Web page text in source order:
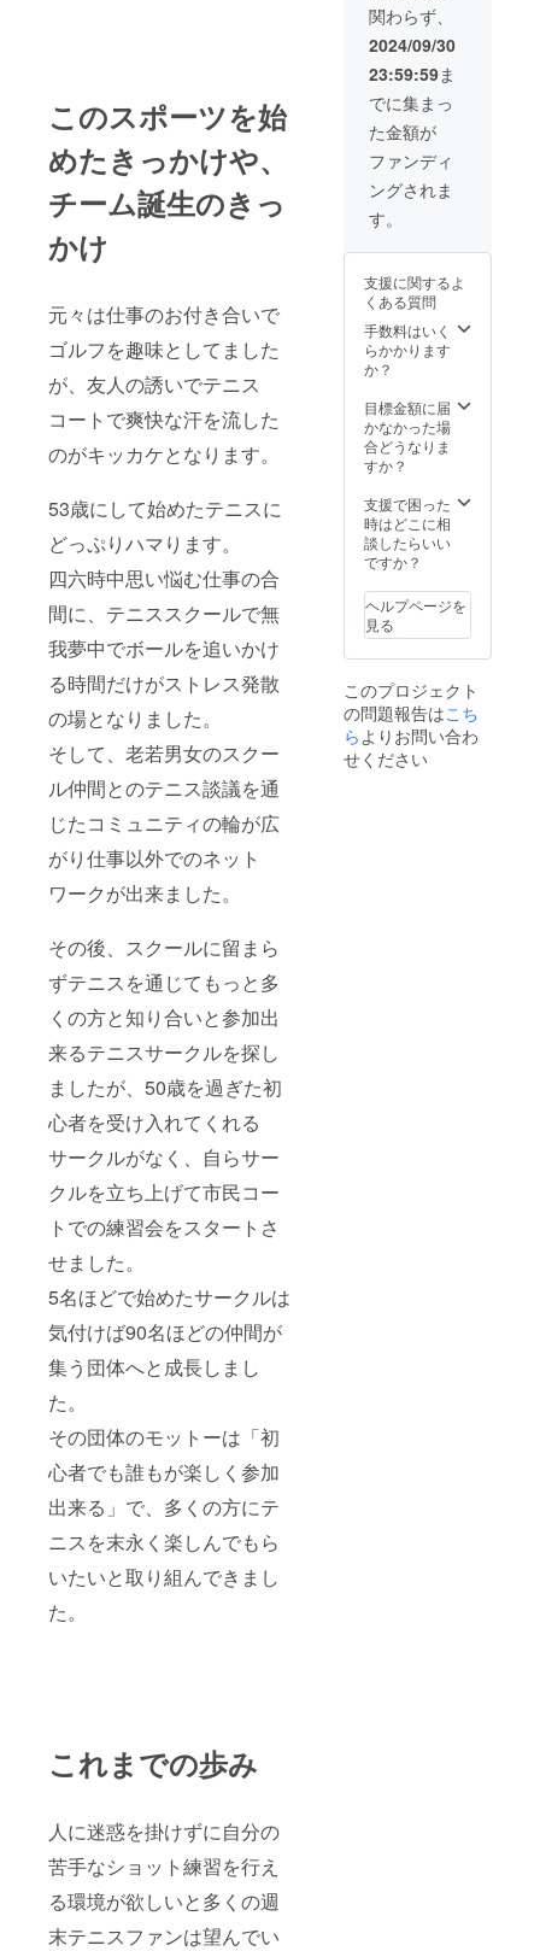
このスポーツを始
めたきっかけや、
チーム誕生のきっ
かけ
元々は仕事のお付き合いで
ゴルフを趣味としてました
が、友人の誘いでテニス
コートで爽快な汗を流した
のがキッカケとなります。
53歳にして始めたテニスに
どっぷりハマります。
四六時中思い悩む仕事の合
間に、テニススクールで無
我夢中でボールを追いかけ
る時間だけがストレス発散
の場となりました。
そして、老若男女のスクー
ル仲間とのテニス談議を通
じたコミュニティの輪が広
がり仕事以外でのネット
ワークが出来ました。
その後、スクールに留まら
ずテニスを通じてもっと多
くの方と知り合いと参加出
来るテニスサークルを探し
ましたが、50歳を過ぎた初
心者を受け入れてくれる
サークルがなく、自らサー
クルを立ち上げて市民コー
トでの練習会をスタートさ
せました。
5名ほどで始めたサークルは
気付けば90名ほどの仲間が
集う団体へと成長しまし
た。
その団体のモットーは「初
心者でも誰もが楽しく参加
出来る」で、多くの方にテ
ニスを末永く楽しんでもら
いたいと取り組んできまし
た。
これまでの歩み
人に迷惑を掛けずに自分の
苦手なショット練習を行え
る環境が欲しいと多くの週
末テニスファンは望んでい
関わらず、
2024/09/30
23:59:59ま
でに集まっ
た金額が
ファンディ
ングされま
す。
支援に関するよ
くある質問
手数料はいく
らかかります
か？
目標金額に届
かなかった場
合どうなりま
すか？
支援で困った
時はどこに相
談したらいい
ですか？
ヘルプページを
見る
このプロジェクト
の問題報告はこち
ら よりお問い合わ
せください